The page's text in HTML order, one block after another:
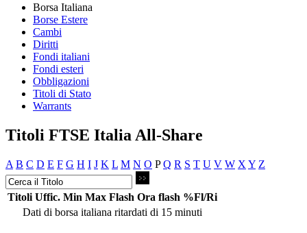
Borsa Italiana
Borse Estere
Cambi
Diritti
Fondi italiani
Fondi esteri
Obbligazioni
Titoli di Stato
Warrants
Titoli FTSE Italia All-Share
A B C D E F G H I J K L M N O PQ R S T U V W X Y Z
Titoli Uffic. Min Max Flash Ora flash %Fl/Ri
Dati di borsa italiana ritardati di 15 minuti